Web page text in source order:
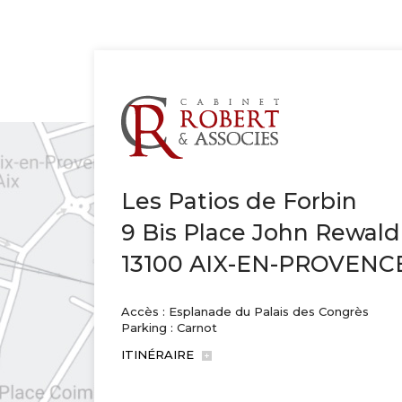
Les Patios de Forbin
9 Bis Place John Rewald
13100 AIX-EN-
Accès : Esplanade du Palais des Congrès
Parking : Carnot
ITINÉRAIRE